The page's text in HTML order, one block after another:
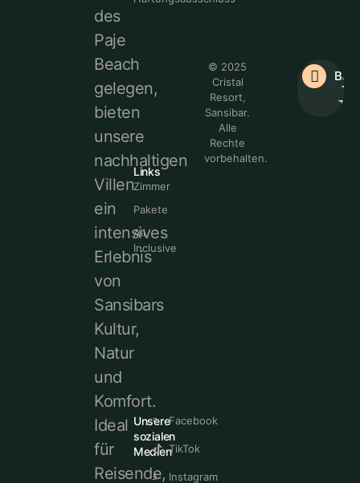
des
Paje
Beach
gelegen,
bieten
unsere
nachhaltigen
Villen
ein
intensives
Erlebnis
von
Sansibars
Kultur,
Natur
und
Komfort.
Ideal
für
Reisende,
Links
Zimmer
Pakete
All
Inclusive
Unsere
sozialen
Medien
Facebook
TikTok
Instagram
© 2025
Cristal
Resort,
Sansibar.
Alle
Rechte
vorbehalten.
To
Top